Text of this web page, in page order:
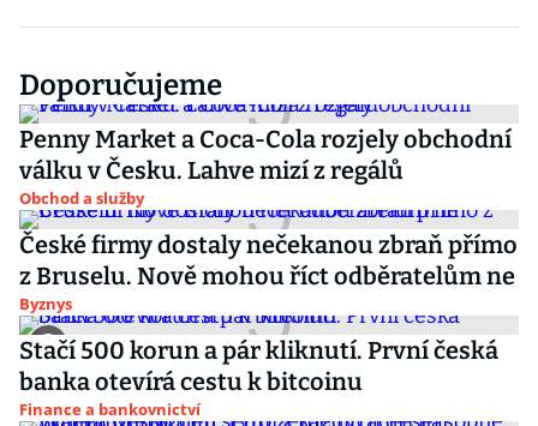
Doporučujeme
Penny Market a Coca-Cola rozjely obchodní
válku v Česku. Lahve mizí z regálů
Obchod a služby
České firmy dostaly nečekanou zbraň přímo
z Bruselu. Nově mohou říct odběratelům ne
Byznys
Stačí 500 korun a pár kliknutí. První česká
banka otevírá cestu k bitcoinu
Finance a bankovnictví